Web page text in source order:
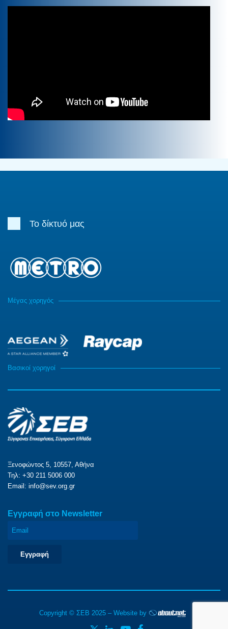
Το δίκτυό μας
Μέγας χορηγός
Βασικοί χορηγοί
Ξενοφώντος 5, 10557, Αθήνα
Τηλ: +30 211 5006 000
Email: info@sev.org.gr
Eγγραφή στο Newsletter
Εγγραφή
Copyright © ΣΕΒ 2025 – Website by